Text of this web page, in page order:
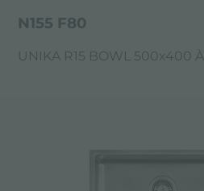
N155 F80
UNIKA R15 BOWL 500x400